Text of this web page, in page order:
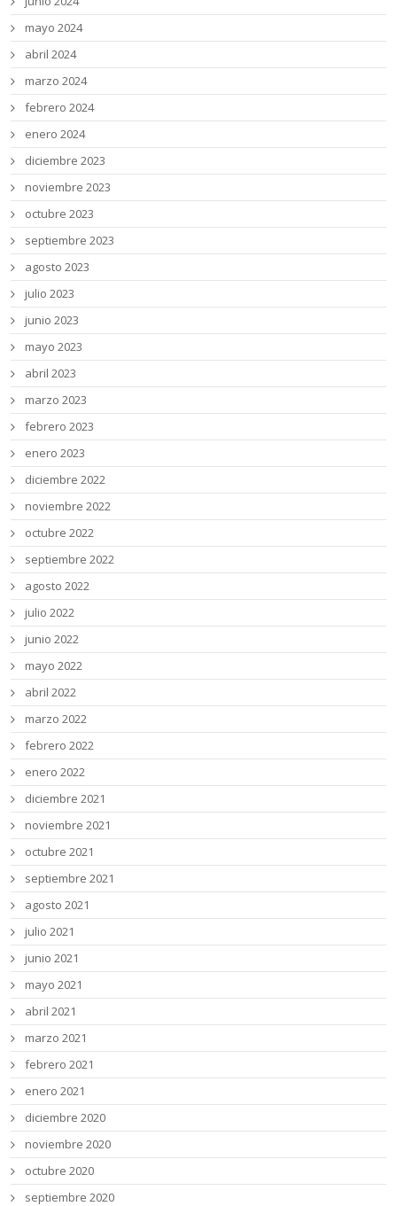
mayo 2024
abril 2024
marzo 2024
febrero 2024
enero 2024
diciembre 2023
noviembre 2023
octubre 2023
septiembre 2023
agosto 2023
julio 2023
junio 2023
mayo 2023
abril 2023
marzo 2023
febrero 2023
enero 2023
diciembre 2022
noviembre 2022
octubre 2022
septiembre 2022
agosto 2022
julio 2022
junio 2022
mayo 2022
abril 2022
marzo 2022
febrero 2022
enero 2022
diciembre 2021
noviembre 2021
octubre 2021
septiembre 2021
agosto 2021
julio 2021
junio 2021
mayo 2021
abril 2021
marzo 2021
febrero 2021
enero 2021
diciembre 2020
noviembre 2020
octubre 2020
septiembre 2020